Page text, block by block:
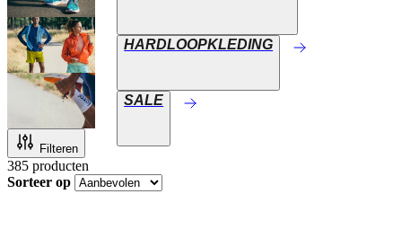
HARDLOOPKLEDING
SALE
Filteren
385 producten
Sorteer op